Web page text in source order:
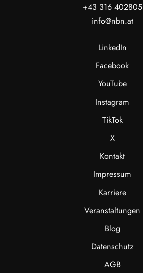
+43 316 402805
info@nbn.at
LinkedIn
Facebook
YouTube
Instagram
TikTok
X
Kontakt
Impressum
Karriere
Veranstaltungen
Blog
Datenschutz
AGB